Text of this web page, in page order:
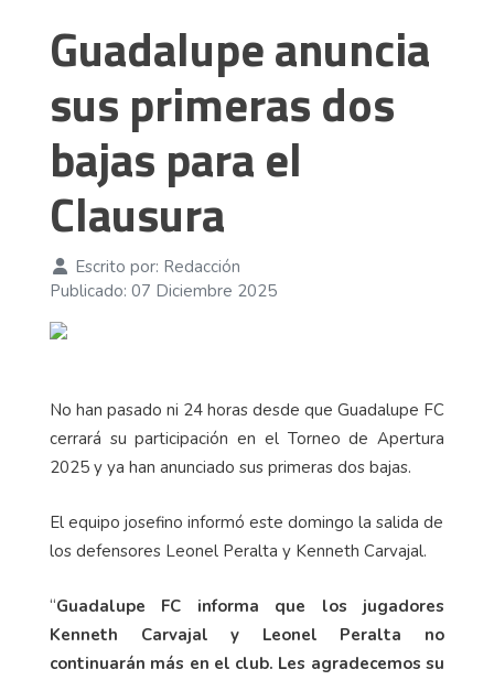
Guadalupe anuncia
sus primeras dos
bajas para el
Clausura
Escrito por: Redacción
Publicado: 07 Diciembre 2025
No han pasado ni 24 horas desde que Guadalupe FC
cerrará su participación en el Torneo de Apertura
2025 y ya han anunciado sus primeras dos bajas.
El equipo josefino informó este domingo la salida de
los defensores Leonel Peralta y Kenneth Carvajal.
“Guadalupe FC informa que los jugadores
Kenneth Carvajal y Leonel Peralta no
continuarán más en el club. Les agradecemos su